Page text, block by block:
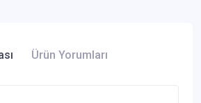
Ürün Yorumları